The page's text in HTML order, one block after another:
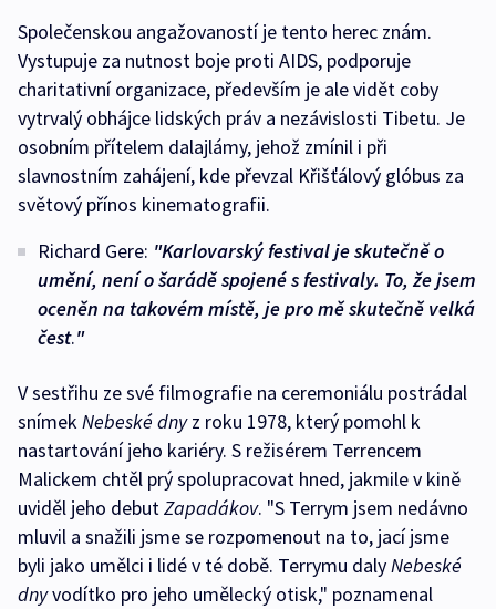
Společenskou angažovaností je tento herec znám.
Vystupuje za nutnost boje proti AIDS, podporuje
charitativní organizace, především je ale vidět coby
vytrvalý obhájce lidských práv a nezávislosti Tibetu. Je
osobním přítelem dalajlámy, jehož zmínil i při
slavnostním zahájení, kde převzal Křišťálový glóbus za
světový přínos kinematografii.
Richard Gere: "Karlovarský festival je skutečně o
umění, není o šarádě spojené s festivaly. To, že jsem
oceněn na takovém místě, je pro mě skutečně velká
čest."
V sestřihu ze své filmografie na ceremoniálu postrádal
snímekNebeské dnyz roku 1978, který pomohl k
nastartování jeho kariéry. S režisérem Terrencem
Malickem chtěl prý spolupracovat hned, jakmile v kině
uviděl jeho debutZapadákov. "S Terrym jsem nedávno
mluvil a snažili jsme se rozpomenout na to, jací jsme
byli jako umělci i lidé v té době. Terrymu dalyNebeské
dnyvodítko pro jeho umělecký otisk," poznamenal